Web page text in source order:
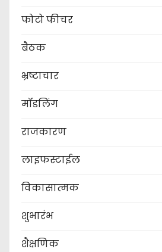
फोटो फीचर
बैठक
भ्रष्टाचार
मॉडलिंग
राजकारण
लाइफस्टाईल
विकासात्मक
शुभारंभ
शैक्षणिक